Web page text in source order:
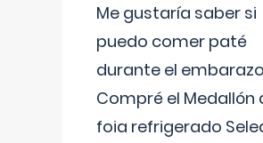
Me gustaría saber si
puedo comer paté
durante el
Compré el Medallón
foia refrigerado